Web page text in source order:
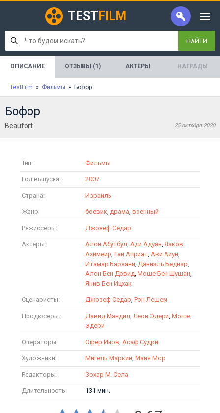
TEST FILM
НАЙТИ
ОПИСАНИЕ ОТЗЫВЫ (1) АКТЁРЫ НАГРАДЫ
TestFilm » Фильмы » Бофор
Бофор
Beaufort 25 октября 2020
Тип: Фильмы
Год выпуска: 2007
Страна: Израиль
Жанр: боевик, драма, военный
Режиссеры: Джозеф Седар
Актеры: Алон Абутбул, Ади Адуан, Яаков
Ахимейр, Гай Априат, Ави Айун,
Итамар Барзани, Даниэль Беднар,
Алон Бен Дэвид, Моше Бен Шушан,
Янив Бен Ицхак
Сценаристы: Джозеф Седар, Рон Лешем
Продюсеры: Давид Мандил, Леон Эдери, Моше
Эдери
Операторы: Офер Инов, Асаф Судри
Художники: Мигель Маркин, Майя Мор
Редакторы: Зохар М. Села
Длительность: 131 мин.